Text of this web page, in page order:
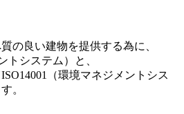
の良い建物を提供する為に、
トシステム）と、
（環境マネジメントシス
。